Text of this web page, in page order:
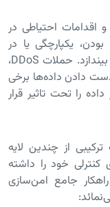
اقدامات احتیاطی در
یکپارچگی یا در
دسترس بودن دارایی‌های سازمان را به خطر بیندازد. حملات DDoS،
دادن داده‌ها برخی
را تحت تاثیر قرار
از چندین لایه
خود را داشته
جامع امن‌سازی